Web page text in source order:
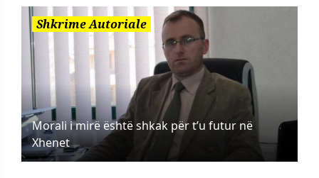
Shkrime Autoriale
Morali i mirë është shkak për t’u futur në
Xhenet